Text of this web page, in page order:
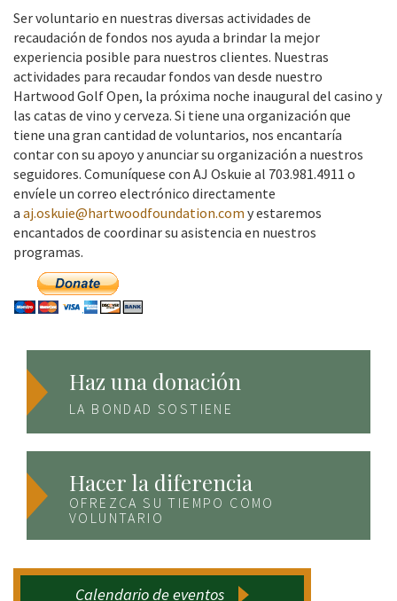
Ser voluntario en nuestras diversas actividades de
recaudación de fondos nos ayuda a brindar la mejor
experiencia posible para nuestros clientes. Nuestras
actividades para recaudar fondos van desde nuestro
Hartwood Golf Open, la próxima noche inaugural del casino y
las catas de vino y cerveza. Si tiene una organización que
tiene una gran cantidad de voluntarios, nos encantaría
contar con su apoyo y anunciar su organización a nuestros
seguidores. Comuníquese con AJ Oskuie al 703.981.4911 o
envíele un correo electrónico directamente
a aj.oskuie@hartwoodfoundation.com y estaremos
encantados de coordinar su asistencia en nuestros
programas.
Haz una donación
LA BONDAD SOSTIENE
Hacer la diferencia
OFREZCA SU TIEMPO COMO
VOLUNTARIO
Calendario de eventos